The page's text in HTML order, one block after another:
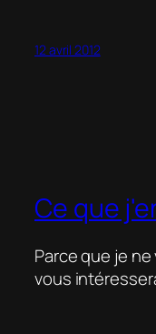
12 avril 2012
Ce que
Parce que je
vous